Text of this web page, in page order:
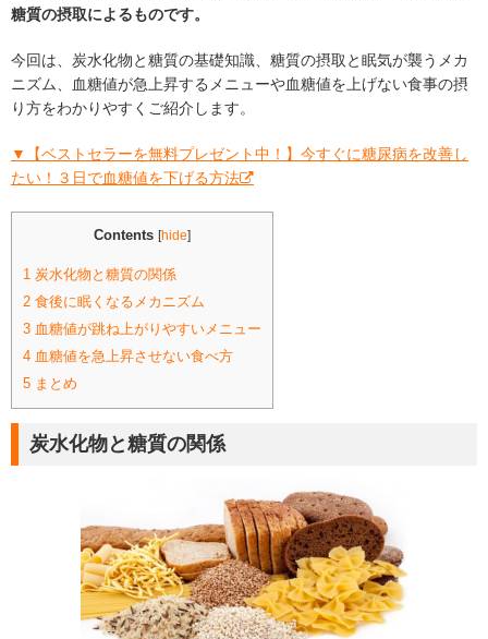
糖質の摂取によるものです。
今回は、炭水化物と糖質の基礎知識、糖質の摂取と眠気が襲うメカ
ニズム、血糖値が急上昇するメニューや血糖値を上げない食事の摂
り方をわかりやすくご紹介します。
▼【ベストセラーを無料プレゼント中！】今すぐに糖尿病を改善し
たい！３日で血糖値を下げる方法
Contents [hide]
1 炭水化物と糖質の関係
2 食後に眠くなるメカニズム
3 血糖値が跳ね上がりやすいメニュー
4 血糖値を急上昇させない食べ方
5 まとめ
炭水化物と糖質の関係